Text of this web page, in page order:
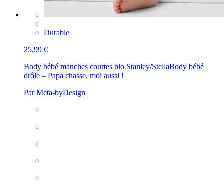
Durable
25,99 €
Body bébé manches courtes bio Stanley/StellaBody bébé
drôle – Papa chasse, moi aussi !
Par Meta-byDesign